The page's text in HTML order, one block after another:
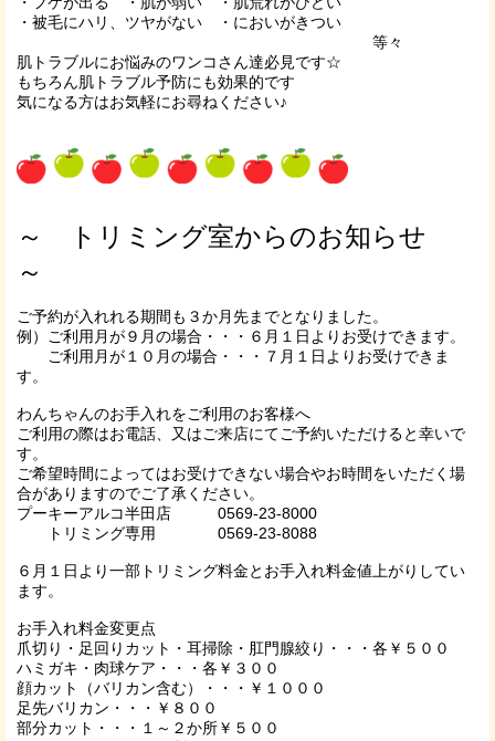
・被毛にハリ、ツヤがない ・においがきつい
等々
肌トラブルにお悩みのワンコさん達必見です☆
もちろん肌トラブル予防にも効果的です
気になる方はお気軽にお尋ねください♪
～ トリミング室からのお知らせ
～
ご予約が入れれる期間も３か月先までとなりました。
例）ご利用月が９月の場合・・・６月１日よりお受けできます。
ご利用月が１０月の場合・・・７月１日よりお受けできま
す。
わんちゃんのお手入れをご利用のお客様へ
ご利用の際はお電話、又はご来店にてご予約いただけると幸いで
す。
ご希望時間によってはお受けできない場合やお時間をいただく場
合がありますのでご了承ください。
プーキーアルコ半田店 0569-23-8000
トリミング専用 0569-23-8088
６月１日より一部トリミング料金とお手入れ料金値上がりしてい
ます。
お手入れ料金変更点
爪切り・足回りカット・耳掃除・肛門腺絞り・・・各￥５００
ハミガキ・肉球ケア・・・各￥３００
顔カット（バリカン含む）・・・￥１０００
足先バリカン・・・￥８００
部分カット・・・１～２か所￥５００